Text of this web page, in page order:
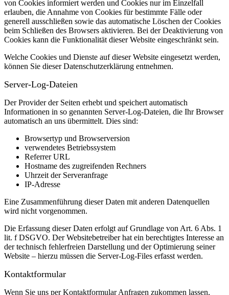
von Cookies informiert werden und Cookies nur im Einzelfall
erlauben, die Annahme von Cookies für bestimmte Fälle oder
generell ausschließen sowie das automatische Löschen der Cookies
beim Schließen des Browsers aktivieren. Bei der Deaktivierung von
Cookies kann die Funktionalität dieser Website eingeschränkt sein.
Welche Cookies und Dienste auf dieser Website eingesetzt werden,
können Sie dieser Datenschutzerklärung entnehmen.
Server-Log-Dateien
Der Provider der Seiten erhebt und speichert automatisch
Informationen in so genannten Server-Log-Dateien, die Ihr Browser
automatisch an uns übermittelt. Dies sind:
Browsertyp und Browserversion
verwendetes Betriebssystem
Referrer URL
Hostname des zugreifenden Rechners
Uhrzeit der Serveranfrage
IP-Adresse
Eine Zusammenführung dieser Daten mit anderen Datenquellen
wird nicht vorgenommen.
Die Erfassung dieser Daten erfolgt auf Grundlage von Art. 6 Abs. 1
lit. f DSGVO. Der Websitebetreiber hat ein berechtigtes Interesse an
der technisch fehlerfreien Darstellung und der Optimierung seiner
Website – hierzu müssen die Server-Log-Files erfasst werden.
Kontaktformular
Wenn Sie uns per Kontaktformular Anfragen zukommen lassen,